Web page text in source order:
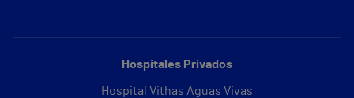
Hospitales Privados
Hospital Vithas Aguas Vivas